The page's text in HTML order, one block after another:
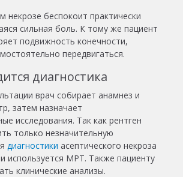
некрозе беспокоит практически
сильная боль. К тому же пациент
подвижность конечности,
передвигаться.
диагностика
врач собирает анамнез и
затем назначает
исследования. Так как рентген
только незначительную
диагностики асептического некроза
используется МРТ. Также пациенту
клинические анализы.